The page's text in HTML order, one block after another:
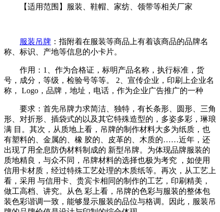
【适用范围】服装、鞋帽、家纺、领带等相关厂家
服装吊牌 ：指附着在服装等商品上有着该商品的品牌名
称、标识、产地等信息的小卡片。
作用：1、作为合格证，标明产品名称，执行标准，货
号，成分，等级，检验号等等。 2、宣传企业，印刷上企业名
称， Logo，品牌，地址，电话，作为企业广告推广的一种
要求：首先吊牌力求简洁、独特，有长条形、圆形、三角
形、对折形、插袋式的以及其它特殊造型的，多姿多彩，琳琅
满 目。其次，从质地上看，吊牌的制作材料大多为纸质，也
有塑料的、金属的、橡 胶的、皮革的、木质的……近年，还
出现了用全息防伪材料制成的 新型吊牌。为体现品牌服装的
质地精良，与众不同，吊牌材料的选择也极为考究 ，如使用
信用卡材质，经过特殊工艺处理的木质纸等。再次，从工艺上
看，采用 与信用卡、贵宾卡相同的制作的工艺，印刷精美，
做工高档、讲究。从色 彩上看，吊牌的色彩与服装的整体包
装色彩谐调一致，能够显示服装的品位与格调。因此，服装吊